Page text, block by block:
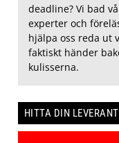
deadline? Vi bad
experter och
hjälpa oss reda ut
faktiskt händer
kulisserna.
HITTA DIN